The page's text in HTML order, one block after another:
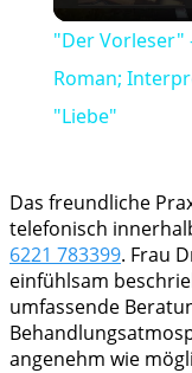
"Der Vorleser"
Roman;
"Liebe"
Das freundliche
telefonisch
6221 783399. Frau
einfühlsam
umfassende
angenehm wie